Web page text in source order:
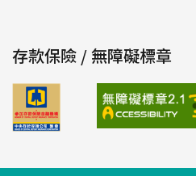
存款保險 / 無障礙標章